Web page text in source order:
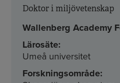
Doktor i miljövetenskap
Wallenberg Academy
Lärosäte:
Umeå universitet
Forskningsområde: